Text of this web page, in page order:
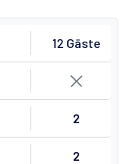
12 Gäste
2
2